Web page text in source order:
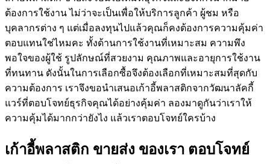
ต้องการใช้งาน ไม่ว่าจะเป็นเพื่อให้บริการลูกค้า ผู้ชม หรือ
บุคลากรต่าง ๆ แต่เมื่อลงทุนไปแล้วคุณก็คงต้องการความคุ้มค่า
ตอบแทนใช่ไหมคะ ทั้งด้านการใช้งานที่เหมาะสม ความพึง
พอใจของผู้ใช้ รูปลักษณ์ที่สวยงาม คุณภาพและอายุการใช้งาน
ที่ทนทาน ดังนั้นในการเลือกซื้อจึงต้องเลือกที่เหมาะสมที่สุดกับ
ความต้องการ เราจึงขอนำเสนอเก้าอี้พลาสติกจากวัฒนาลัคกี้
แวร์ที่ตอบโจทย์ธุรกิจคุณได้อย่างคุ้มค่า ลองมาดูกันว่าเราให้
ความคุ้มได้มากกว่ายังไง แล้วเราตอบโจทย์ใครบ้าง
เก้าอี้พลาสติก ขายส่ง ของเรา ตอบโจทย์